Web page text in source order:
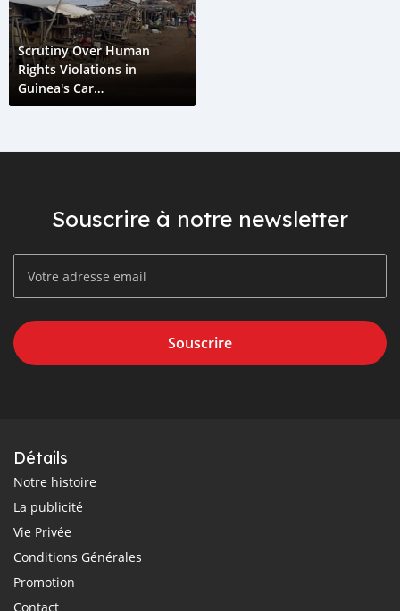
Scrutiny Over Human
Rights Violations in
Guinea's Car
Manufacturing Metal
Souscrire à notre newsletter
Souscrire
Détails
Notre histoire
La publicité
Vie Privée
Conditions Générales
Promotion
Contact